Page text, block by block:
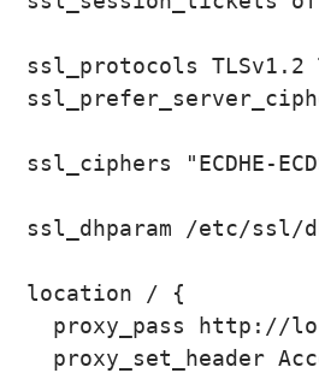
ssl_protocols TLSv1.2
ssl_ciphers "ECDHE-
ssl_dhparam /etc/ssl/
location / {
proxy_pass http://
proxy_set_header